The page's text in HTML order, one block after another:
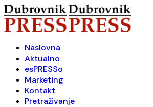
Naslovna
Aktualno
esPRESSo
Marketing
Kontakt
Pretraživanje